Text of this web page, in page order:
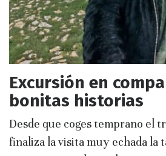
Excursión en
bonitas historias
Desde que coges temprano el
finaliza la visita muy echada la